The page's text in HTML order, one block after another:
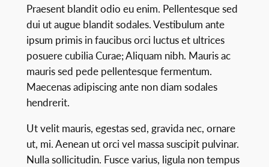
Praesent blandit odio eu enim. Pellentesque sed
dui ut augue blandit sodales. Vestibulum ante
ipsum primis in faucibus orci luctus et ultrices
posuere cubilia Curae; Aliquam nibh. Mauris ac
mauris sed pede pellentesque fermentum.
Maecenas adipiscing ante non diam sodales
hendrerit.
Ut velit mauris, egestas sed, gravida nec, ornare
ut, mi. Aenean ut orci vel massa suscipit pulvinar.
Nulla sollicitudin. Fusce varius, ligula non tempus